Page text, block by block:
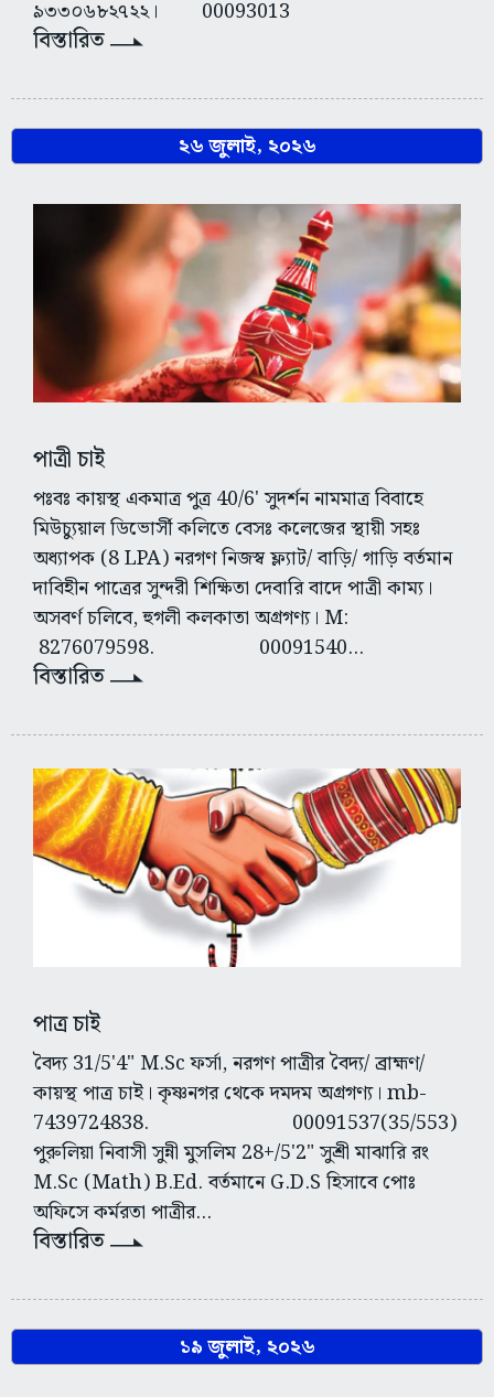
৯৩৩০৬৮২৭২২। 00093013
বিস্তারিত
২৬ জুলাই, ২০২৬
পাত্রী চাই
পঃবঃ কায়স্থ একমাত্র পুত্র 40/6' সুদর্শন নামমাত্র বিবাহে
মিউচ্যুয়াল ডিভোর্সী কলিতে বেসঃ কলেজের স্থায়ী সহঃ
অধ্যাপক (8 LPA) নরগণ নিজস্ব ফ্ল্যাট/ বাড়ি/ গাড়ি বর্তমান
দাবিহীন পাত্রের সুন্দরী শিক্ষিতা দেবারি বাদে পাত্রী কাম্য।
অসবর্ণ চলিবে, হুগলী কলকাতা অগ্রগণ্য। M:
8276079598. 00091540...
বিস্তারিত
পাত্র চাই
বৈদ্য 31/5'4" M.Sc ফর্সা, নরগণ পাত্রীর বৈদ্য/ ব্রাহ্মণ/
কায়স্থ পাত্র চাই। কৃষ্ণনগর থেকে দমদম অগ্রগণ্য। mb-
7439724838. 00091537(35/553)
পুরুলিয়া নিবাসী সুন্নী মুসলিম 28+/5'2" সুশ্রী মাঝারি রং
M.Sc (Math) B.Ed. বর্তমানে G.D.S হিসাবে পোঃ
অফিসে কর্মরতা পাত্রীর...
বিস্তারিত
১৯ জুলাই, ২০২৬